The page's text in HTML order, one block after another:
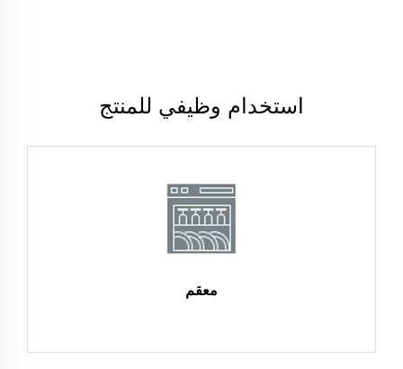
استخدام وظيفي للمنتج
معقم